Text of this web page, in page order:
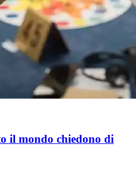
il mondo chiedono di